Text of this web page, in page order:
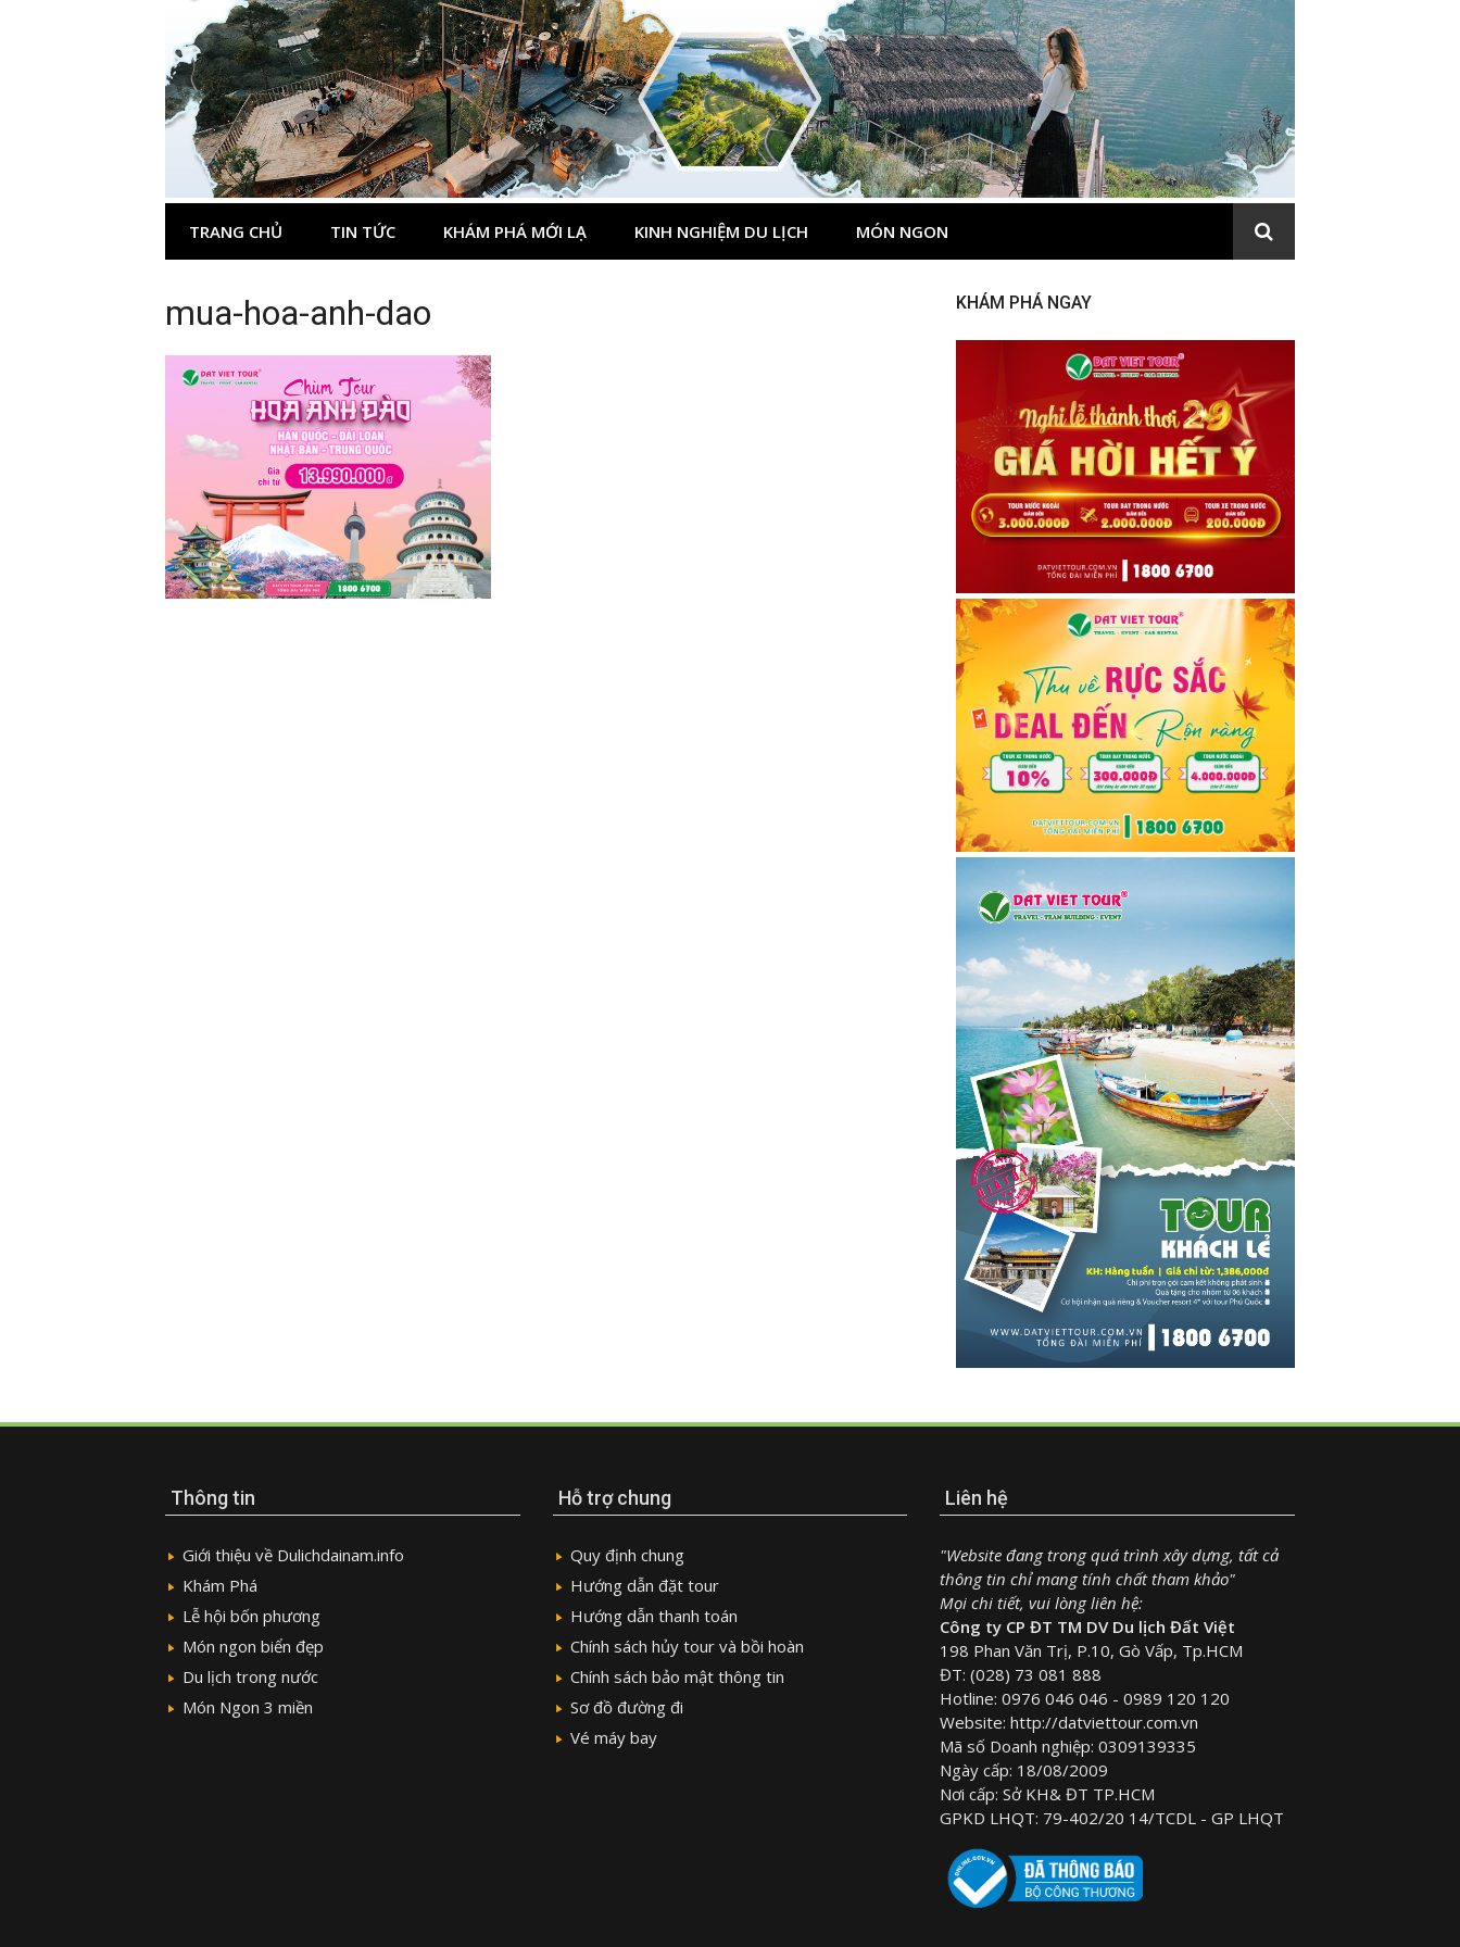
TRANG CHỦ TIN TỨC KHÁM PHÁ MỚI LẠ KINH NGHIỆM DU LỊCH MÓN NGON
mua-hoa-anh-dao KHÁM PHÁ NGAY
Thông tin
Giới thiệu về Dulichdainam.info
Khám Phá
Lễ hội bốn phương
Món ngon biển đẹp
Du lịch trong nước
Món Ngon 3 miền
Hỗ trợ chung
Quy định chung
Hướng dẫn đặt tour
Hướng dẫn thanh toán
Chính sách hủy tour và bồi hoàn
Chính sách bảo mật thông tin
Sơ đồ đường đi
Vé máy bay
Liên hệ
"Website đang trong quá trình xây dựng, tất cả
thông tin chỉ mang tính chất tham khảo"
Mọi chi tiết, vui lòng liên hệ:
Công ty CP ĐT TM DV Du lịch Đất Việt
198 Phan Văn Trị, P.10, Gò Vấp, Tp.HCM
ĐT: (028) 73 081 888
Hotline: 0976 046 046 - 0989 120 120
Website: http://datviettour.com.vn
Mã số Doanh nghiệp: 0309139335
Ngày cấp: 18/08/2009
Nơi cấp: Sở KH& ĐT TP.HCM
GPKD LHQT: 79-402/20 14/TCDL - GP LHQT